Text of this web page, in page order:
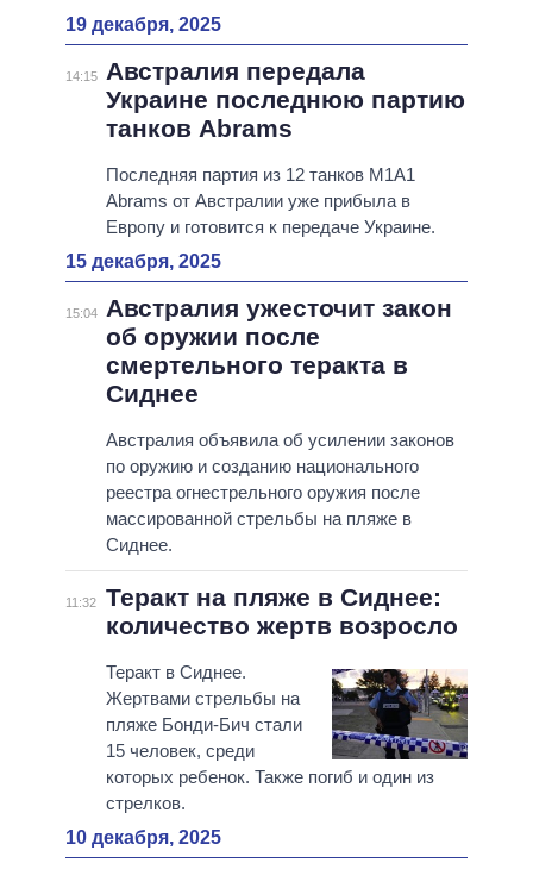
19 декабря, 2025
14:15
Австралия передала
Украине последнюю партию
танков Abrams
Последняя партия из 12 танков M1A1
Abrams от Австралии уже прибыла в
Европу и готовится к передаче Украине.
15 декабря, 2025
15:04
Австралия ужесточит закон
об оружии после
смертельного теракта в
Сиднее
Австралия объявила об усилении законов
по оружию и созданию национального
реестра огнестрельного оружия после
массированной стрельбы на пляже в
Сиднее.
11:32
Теракт на пляже в Сиднее:
количество жертв возросло
Теракт в Сиднее.
Жертвами стрельбы на
пляже Бонди-Бич стали
15 человек, среди
которых ребенок. Также погиб и один из
стрелков.
10 декабря, 2025